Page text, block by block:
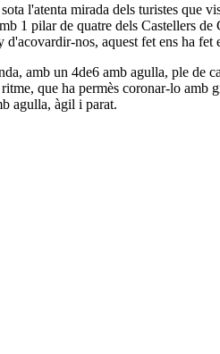
l'atenta mirada dels turistes que
1 pilar de quatre dels Castellers
nos, aquest fet ens ha
amb un 4de6 amb agulla, ple de
que ha permès coronar-lo amb
agulla, àgil i parat.